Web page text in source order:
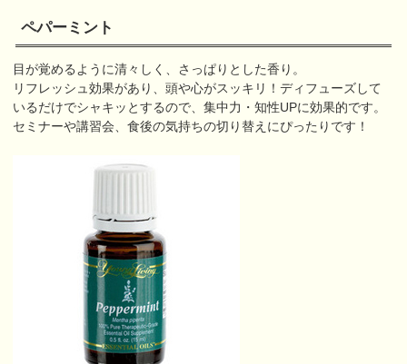
ペパーミント
目が覚めるように清々しく、さっぱりとした香り。
リフレッシュ効果があり、頭や心がスッキリ！ディフューズして
いるだけでシャキッとするので、集中力・知性UPに効果的です。
セミナーや講習会、食後の気持ちの切り替えにぴったりです！